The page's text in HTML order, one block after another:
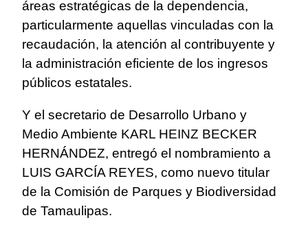
áreas estratégicas de la dependencia,
particularmente aquellas vinculadas con la
recaudación, la atención al contribuyente y
la administración eficiente de los ingresos
públicos estatales.
Y el secretario de Desarrollo Urbano y
Medio Ambiente KARL HEINZ BECKER
HERNÁNDEZ, entregó el nombramiento a
LUIS GARCÍA REYES, como nuevo titular
de la Comisión de Parques y Biodiversidad
de Tamaulipas.